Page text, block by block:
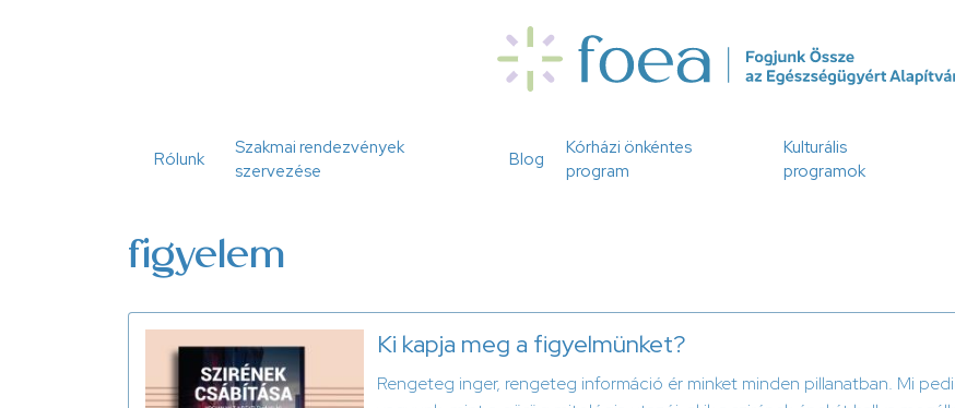
Rólunk
Szakmai rendezvények
szervezése
Blog
Kórházi önkéntes
program
Kulturális
programok
figyelem
Ki kapja meg a figyelmünket?
Rengeteg inger, rengeteg információ ér minket minden pillanatban. Mi